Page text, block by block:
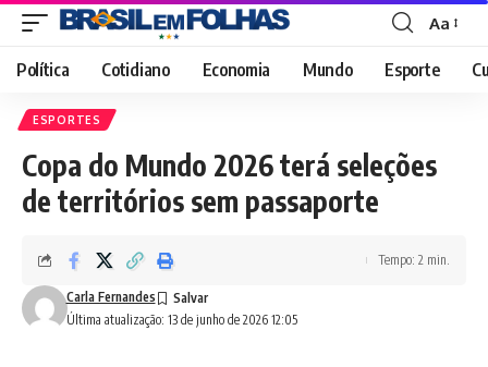
Font
Resizer
Aa
Política Cotidiano Economia Mundo Esporte
ESPORTES
Copa do Mundo 2026 terá seleções
de territórios sem passaporte
Última atualização: 13 de junho de 2026 12:05
Carla Fernandes
Tempo: 2 min.